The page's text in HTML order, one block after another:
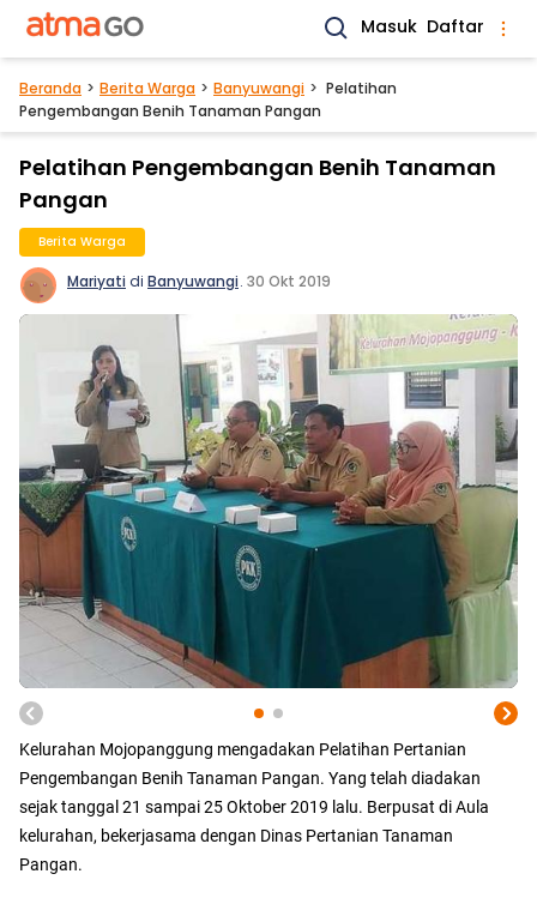
Masuk Daftar
Beranda Berita Warga Banyuwangi
Pelatihan
Pengembangan Benih Tanaman Pangan
Pelatihan Pengembangan Benih Tanaman
Pangan
Berita Warga
Mariyatidi Banyuwangi. 30 Okt 2019
Kelurahan Mojopanggung mengadakan Pelatihan Pertanian
Pengembangan Benih Tanaman Pangan. Yang telah diadakan
sejak tanggal 21 sampai 25 Oktober 2019 lalu. Berpusat di Aula
kelurahan, bekerjasama dengan Dinas Pertanian Tanaman
Pangan.